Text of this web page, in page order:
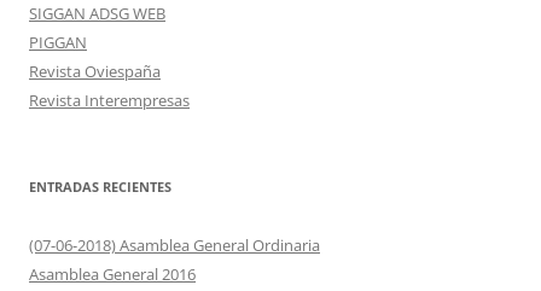
SIGGAN ADSG WEB
PIGGAN
Revista Oviespaña
Revista Interempresas
ENTRADAS RECIENTES
(07-06-2018) Asamblea General Ordinaria
Asamblea General 2016